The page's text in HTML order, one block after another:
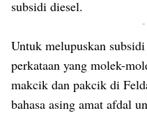
subsidi diesel.
-
Untuk melupuskan
perkataan yang molek-
makcik dan pakcik di
bahasa asing amat afdal